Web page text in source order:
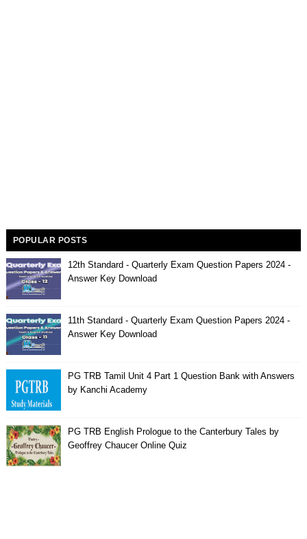
POPULAR POSTS
12th Standard - Quarterly Exam Question Papers 2024 -
Answer Key Download
11th Standard - Quarterly Exam Question Papers 2024 -
Answer Key Download
PG TRB Tamil Unit 4 Part 1 Question Bank with Answers
by Kanchi Academy
PG TRB English Prologue to the Canterbury Tales by
Geoffrey Chaucer Online Quiz